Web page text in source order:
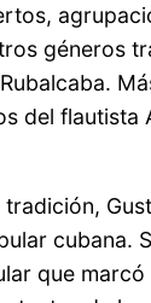
géneros
del flautista
cubana.
que